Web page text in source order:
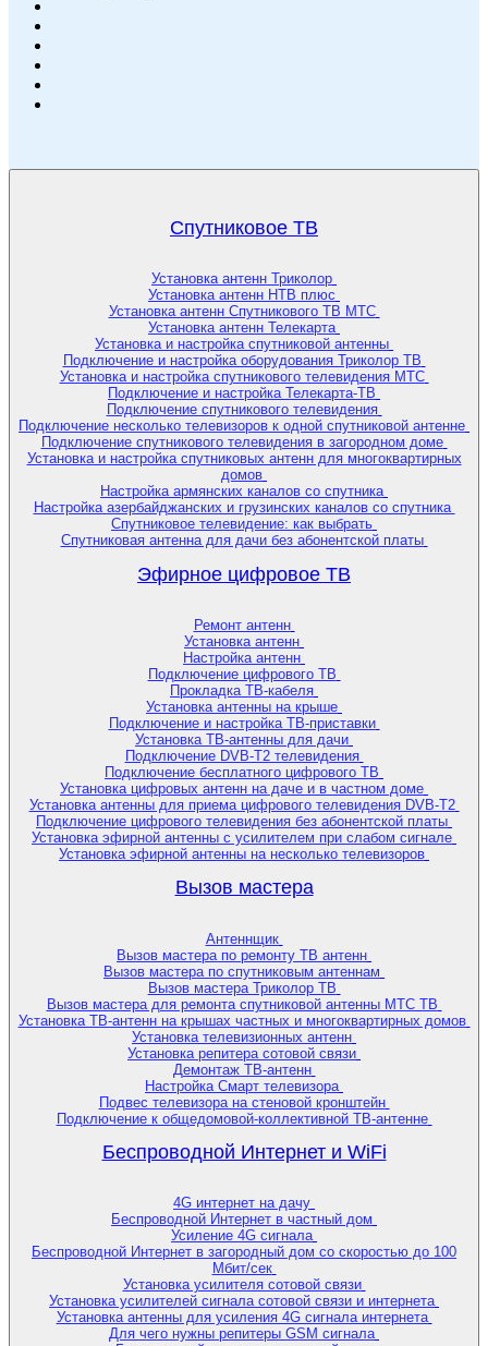
Спутниковое ТВ
Установка антенн Триколор
Установка антенн НТВ плюс
Установка антенн Спутникового ТВ МТС
Установка антенн Телекарта
Установка и настройка спутниковой антенны
Подключение и настройка оборудования Триколор ТВ
Установка и настройка спутникового телевидения МТС
Подключение и настройка Телекарта-ТВ
Подключение спутникового телевидения
Подключение несколько телевизоров к одной спутниковой антенне
Подключение спутникового телевидения в загородном доме
Установка и настройка спутниковых антенн для многоквартирных
домов
Настройка армянских каналов со спутника
Настройка азербайджанских и грузинских каналов со спутника
Спутниковое телевидение: как выбрать
Спутниковая антенна для дачи без абонентской платы
Эфирное цифровое ТВ
Ремонт антенн
Установка антенн
Настройка антенн
Подключение цифрового ТВ
Прокладка ТВ-кабеля
Установка антенны на крыше
Подключение и настройка ТВ-приставки
Установка ТВ-антенны для дачи
Подключение DVB-T2 телевидения
Подключение бесплатного цифрового ТВ
Установка цифровых антенн на даче и в частном доме
Установка антенны для приема цифрового телевидения DVB-T2
Подключение цифрового телевидения без абонентской платы
Установка эфирной антенны с усилителем при слабом сигнале
Установка эфирной антенны на несколько телевизоров
Вызов мастера
Антеннщик
Вызов мастера по ремонту ТВ антенн
Вызов мастера по спутниковым антеннам
Вызов мастера Триколор ТВ
Вызов мастера для ремонта спутниковой антенны МТС ТВ
Установка ТВ-антенн на крышах частных и многоквартирных домов
Установка телевизионных антенн
Установка репитера сотовой связи
Демонтаж ТВ-антенн
Настройка Смарт телевизора
Подвес телевизора на стеновой кронштейн
Подключение к общедомовой-коллективной ТВ-антенне
Беспроводной Интернет и WiFi
4G интернет на дачу
Беспроводной Интернет в частный дом
Усиление 4G сигнала
Беспроводной Интернет в загородный дом со скоростью до 100
Мбит/сек
Установка усилителя сотовой связи
Установка усилителей сигнала сотовой связи и интернета
Установка антенны для усиления 4G сигнала интернета
Для чего нужны репитеры GSM сигнала